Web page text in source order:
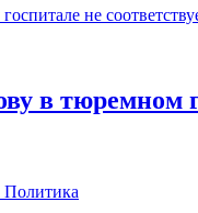
тюремном
Политика